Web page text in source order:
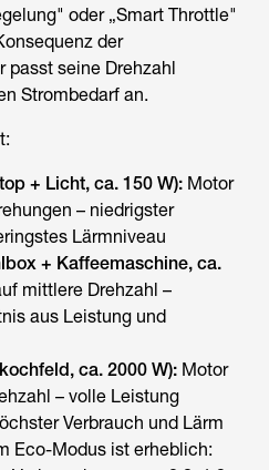
oder „Smart Throttle"
der
passt seine Drehzahl
Strombedarf an.
+ Licht, ca. 150 W): Motor
– niedrigster
Lärmniveau
+ Kaffeemaschine, ca.
mittlere Drehzahl –
aus Leistung und
ca. 2000 W): Motor
– volle Leistung
Verbrauch und Lärm
Eco-Modus ist erheblich: